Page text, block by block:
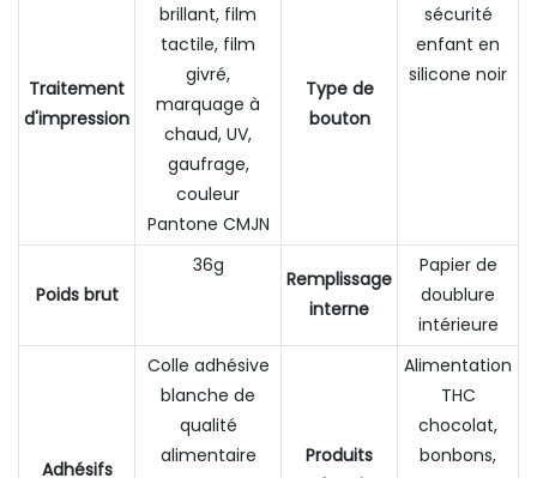
Traitement
d'impression
brillant, film
tactile, film
givré,
marquage à
chaud, UV,
gaufrage,
couleur
Pantone CMJN
Type de
bouton
sécurité
enfant en
silicone noir
Poids brut
36g
Remplissage
interne
Papier de
doublure
intérieure
Adhésifs
Colle adhésive
blanche de
qualité
alimentaire
Produits
Alimentation
THC
chocolat,
bonbons,